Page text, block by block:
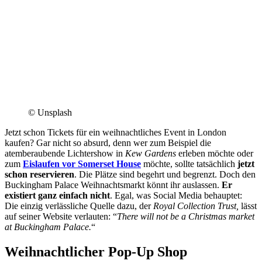
© Unsplash
Jetzt schon Tickets für ein weihnachtliches Event in London
kaufen? Gar nicht so absurd, denn wer zum Beispiel die
atemberaubende Lichtershow in Kew Gardens erleben möchte oder
zum Eislaufen vor Somerset House möchte, sollte tatsächlich jetzt
schon reservieren. Die Plätze sind begehrt und begrenzt. Doch den
Buckingham Palace Weihnachtsmarkt könnt ihr auslassen. Er
existiert ganz einfach nicht. Egal, was Social Media behauptet:
Die einzig verlässliche Quelle dazu, der Royal Collection Trust, lässt
auf seiner Website verlauten: “There will not be a Christmas market
at Buckingham Palace.“
Weihnachtlicher Pop-Up Shop